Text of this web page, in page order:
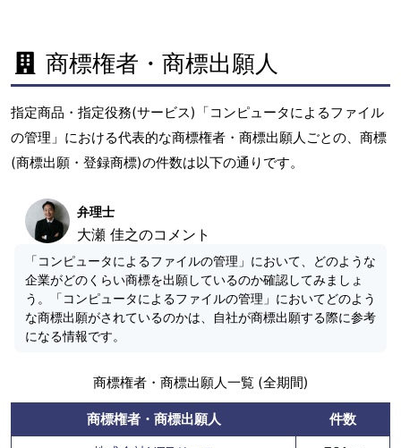
商標権者・商標出願人
指定商品・指定役務(サービス)「コンピュータによるファイル
の管理」における代表的な商標権者・商標出願人ごとの、商標
(商標出願・登録商標)の件数は以下の通りです。
弁理士
大瀬 佳之のコメント
「コンピュータによるファイルの管理」において、どのような
企業がどのくらい商標を出願しているのか確認してみましょ
う。「コンピュータによるファイルの管理」においてどのよう
な商標出願がされているのかは、自社が商標出願する際に参考
になる情報です。
商標権者・商標出願人一覧 (全期間)
商標権者・商標出願人
件数